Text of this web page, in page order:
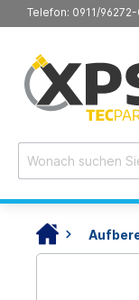
Telefon: 0911/